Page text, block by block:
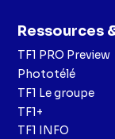
Ressources
TF1 PRO Preview
Phototélé
TF1 Le groupe
TF1+
TF1 INFO